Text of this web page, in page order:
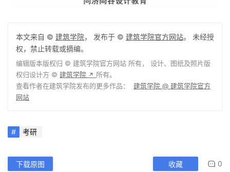
本文来自 © 建筑学院， 发布于 © 建筑学院官方网站。 未经授
权，禁止转载或摘编。
编辑版本版权归 © 建筑学院官方网站 所有， 设计、图纸及照片版
权归设计方 © 建筑学院 ↗ 所有。
查看作者在建筑学院发布的更多作品： 建筑学院 @ 建筑学院官方
网站
考研
下载原图 收藏 0